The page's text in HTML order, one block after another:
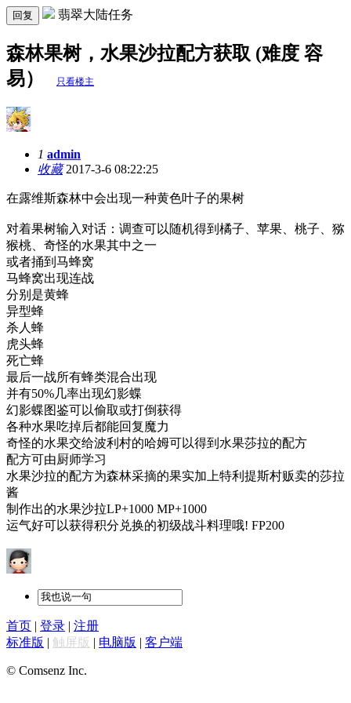
回复 翡翠大陆任务
森林果树，水果沙拉配方获取 (难度 容
易）
只看楼主
1 admin
收藏2017-3-6 08:22:25
在露维斯森林中会出现一种黄色叶子的果树
对着果树输入对话：调查可以随机得到橘子、苹果、桃子、猕
猴桃、奇怪的水果其中之一
或者捅到马蜂窝
马蜂窝出现连战
分别是黄蜂
异型蜂
杀人蜂
虎头蜂
死亡蜂
最后一战所有蜂类混合出现
并有50%几率出现幻影蝶
幻影蝶图鉴可以偷取或打倒获得
各种水果吃掉后都能回复魔力
奇怪的水果交给波利村的哈姆可以得到水果莎拉的配方
配方可由厨师学习
水果沙拉的配方为森林采摘的果实加上特利提斯村贩卖的莎拉
酱
制作出的水果沙拉LP+1000 MP+1000
运气好可以获得积分兑换的初级战斗料理哦! FP200
首页 | 登录 | 注册
标准版 | 触屏版 | 电脑版 | 客户端
© Comsenz Inc.